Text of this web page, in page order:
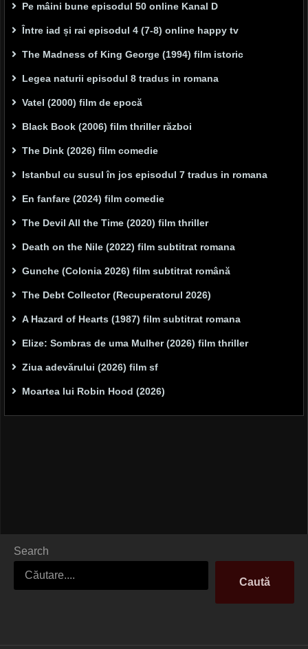
Pe mâini bune episodul 50 online Kanal D
Între iad și rai episodul 4 (7-8) online happy tv
The Madness of King George (1994) film istoric
Legea naturii episodul 8 tradus in romana
Vatel (2000) film de epocă
Black Book (2006) film thriller război
The Dink (2026) film comedie
Istanbul cu susul în jos episodul 7 tradus in romana
En fanfare (2024) film comedie
The Devil All the Time (2020) film thriller
Death on the Nile (2022) film subtitrat romana
Gunche (Colonia 2026) film subtitrat română
The Debt Collector (Recuperatorul 2026)
A Hazard of Hearts (1987) film subtitrat romana
Elize: Sombras de uma Mulher (2026) film thriller
Ziua adevărului (2026) film sf
Moartea lui Robin Hood (2026)
Search
Caută